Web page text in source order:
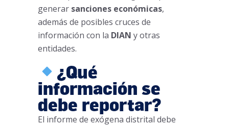
generar sanciones económicas,
además de posibles cruces de
información con la DIAN y otras
entidades.
¿Qué
información se
debe reportar?
El informe de exógena distrital debe